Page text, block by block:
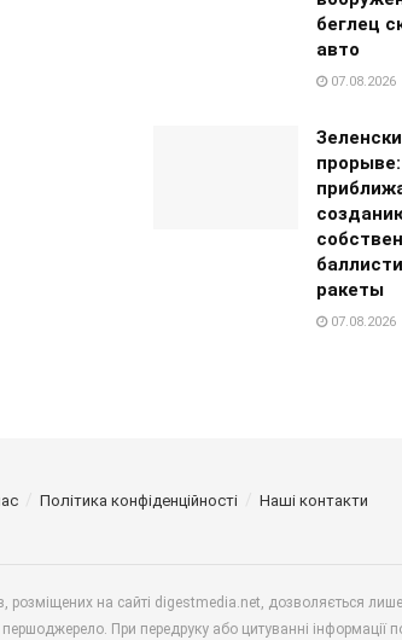
беглец
авто
07.08.2026
ракеты
07.08.2026
Політика конфіденційності Наші контакти
розміщених на сайті digestmedia.net, дозволяється
При передруку або цитуванні інформації